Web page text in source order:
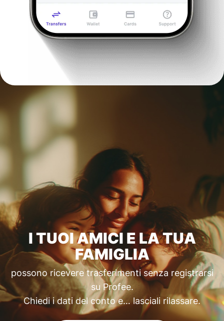
I TUOI AMICI E LA TUA
FAMIGLIA
possono ricevere trasferimenti senza registrarsi
su Profee.
Chiedi i dati del conto e… lasciali rilassare.